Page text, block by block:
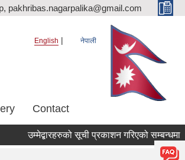
pakhribas.nagarpalika@gmail.com
English नेपाली
Contact
उम्मेद्बारहरुको सूची प्रकाशन गरिएको सम्बन्धमा ।